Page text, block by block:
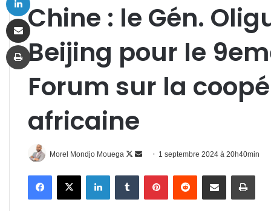
Chine : le Gén.
Beijing pour le
Forum sur la
africaine
Morel Mondjo Mouega
Follow
Envoyer
courriel
1 septembre 2024 à 20h40min
FacebookX LinkedinTumblr PinterestReddit Partager par email
Partager par email
Imprimer